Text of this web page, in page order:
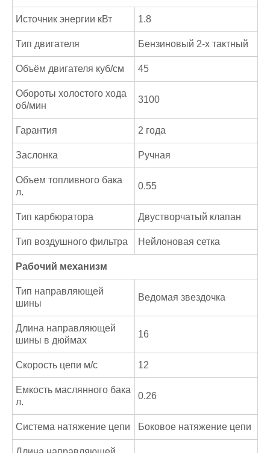
Источник энергии кВт 1.8
Тип двигателя Бензиновый 2-х тактный
Объём двигателя куб/см 45
Обороты холостого хода
об/мин
3100
Гарантия 2 годa
Заслонка Ручная
Объем топливного бака
л.
0.55
Тип карбюратора Двустворчатый клапан
Тип воздушного фильтра Нейлоновая сетка
Рабочий механизм
Тип направляющей
шины
Ведомая звездочка
Длина направляющей
шины в дюймах
16
Скорость цепи м/с 12
Емкость маслянного бака
л.
0.26
Система натяжение цепи Боковое натяжение цепи